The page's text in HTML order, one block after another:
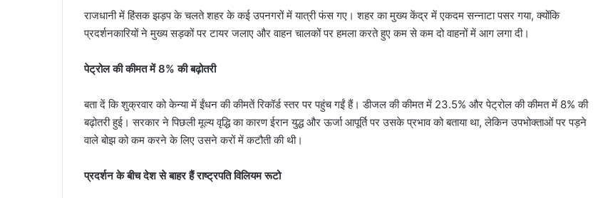
राजधानी में हिंसक झड़प के चलते शहर के कई उपनगरों में यात्री फंस गए। शहर का मुख्य केंद्र में एकदम सन्नाटा पसर गया, क्योंकि
प्रदर्शनकारियों ने मुख्य सड़कों पर टायर जलाए और वाहन चालकों पर हमला करते हुए कम से कम दो वाहनों में आग लगा दी।
पेट्रोल की कीमत में 8% की बढ़ोतरी
बता दें कि शुक्रवार को केन्या में ईंधन की कीमतें रिकॉर्ड स्तर पर पहुंच गईं हैं। डीजल की कीमत में 23.5% और पेट्रोल की कीमत में 8% की
बढ़ोतरी हुई। सरकार ने पिछली मूल्य वृद्धि का कारण ईरान युद्ध और ऊर्जा आपूर्ति पर उसके प्रभाव को बताया था, लेकिन उपभोक्ताओं पर पड़ने
वाले बोझ को कम करने के लिए उसने करों में कटौती की थी।
प्रदर्शन के बीच देश से बाहर हैं राष्ट्रपति विलियम रूटो